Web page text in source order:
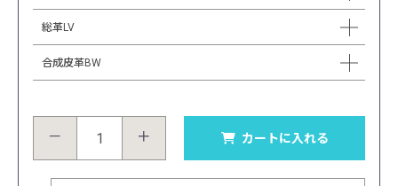
総革LV
合成皮革BW
－ ＋ カートに入れる